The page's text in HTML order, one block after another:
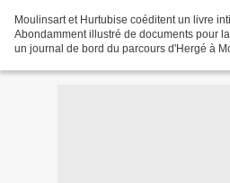
Moulinsart et Hurtubise coéditent un livre
Abondamment illustré de documents pour
un journal de bord du parcours d'Hergé à